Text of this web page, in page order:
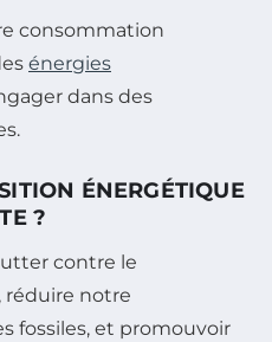
consommation
énergies
dans des
ÉNERGÉTIQUE
?
contre le
notre
fossiles, et promouvoir